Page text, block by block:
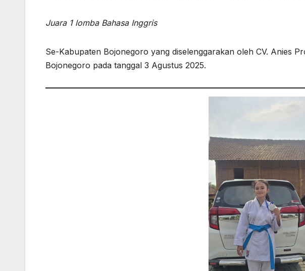
Juara 1 lomba Bahasa Inggris
Se-Kabupaten Bojonegoro yang diselenggarakan oleh CV. Anies
Bojonegoro pada tanggal 3 Agustus 2025.